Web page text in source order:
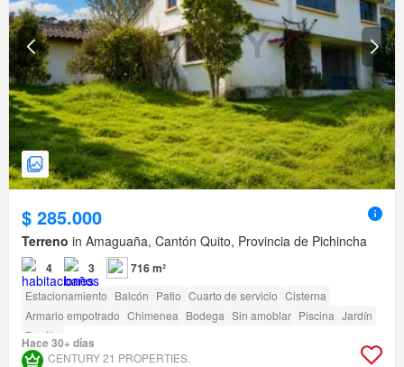
$ 285.000
Terreno in Amaguaña, Cantón Quito, Provincia de Pichincha
4 3 716 m²
Estacionamiento Balcón Patio Cuarto de servicio Cisterna
Armario empotrado Chimenea Bodega Sin amoblar Piscina Jardín
Parrilla
Hace 30+ días
CENTURY 21 PROPERTIES.